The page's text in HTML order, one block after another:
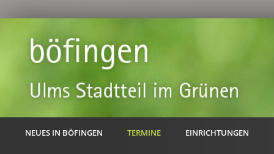
NEUES IN BÖFINGEN TERMINE EINRICHTUNGEN